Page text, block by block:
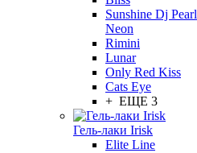
Sunshine Dj Pearl
Neon
Rimini
Lunar
Only Red Kiss
Cats Eye
+ ЕЩЕ 3
Гель-лаки Irisk
Elite Line